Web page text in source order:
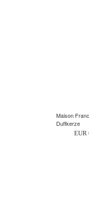
Maison
Duftkerze
EUR